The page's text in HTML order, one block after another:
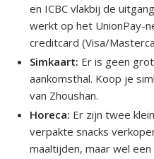
en ICBC vlakbij de
werkt op het UnionPay-
creditcard (Visa/
Simkaart: Er is geen
aankomsthal. Koop je
van Zhoushan.
Horeca: Er zijn twee
verpakte snacks
maaltijden, maar wel